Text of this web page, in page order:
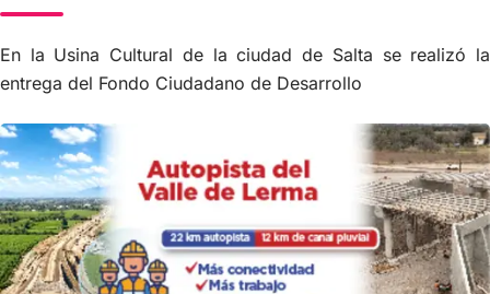
En la Usina Cultural de la ciudad de Salta se realizó la
entrega del Fondo Ciudadano de Desarrollo